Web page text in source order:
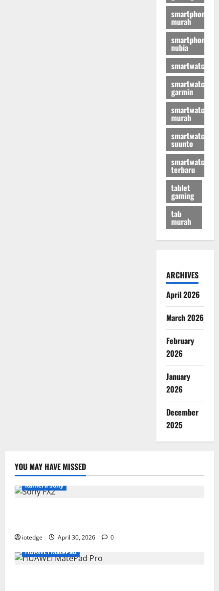
smartphone
murah
smartphone
nubia
smartwatch
smartwatch
garmin
smartwatch
murah
smartwatch
suunto
smartwatch
terbaru
tablet
gaming
tab
murah
ARCHIVES
April 2026
March 2026
February
2026
January
2026
December
2025
YOU MAY HAVE MISSED
Kamera Sony
iotedge April 30, 2026
0
HUAWEI MatePad